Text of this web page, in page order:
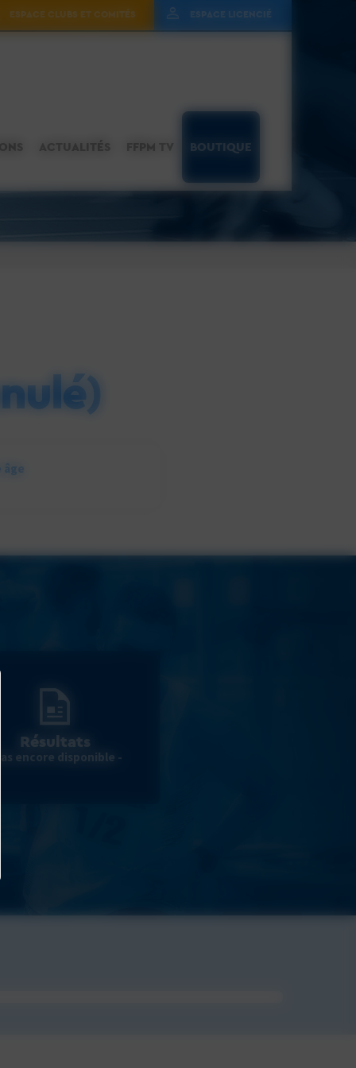
ESPACE CLUBS ET COMITÉS
BOUTIQUE
Résultats
encore disponible -